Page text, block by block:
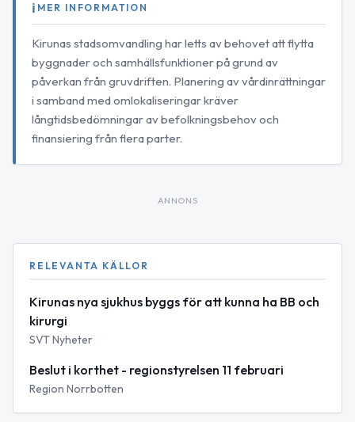
MER INFORMATION
Kirunas stadsomvandling har letts av behovet att flytta
byggnader och samhällsfunktioner på grund av
påverkan från gruvdriften. Planering av vårdinrättningar
i samband med omlokaliseringar kräver
långtidsbedömningar av befolkningsbehov och
finansiering från flera parter.
ANNONS
RELEVANTA KÄLLOR
Kirunas nya sjukhus byggs för att kunna ha BB och
kirurgi
SVT Nyheter
Beslut i korthet - regionstyrelsen 11 februari
Region Norrbotten